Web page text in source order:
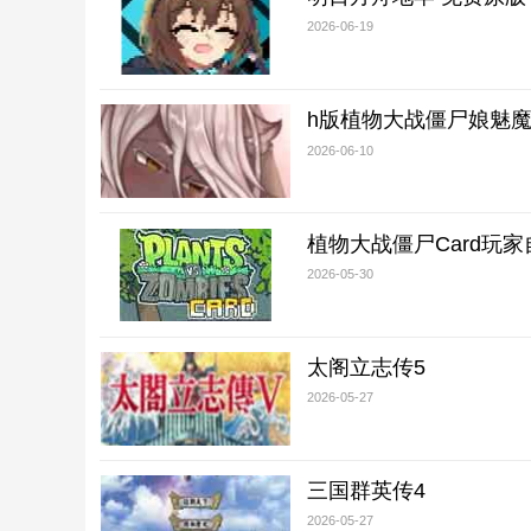
2026-06-19
h版植物大战僵尸娘魅
2026-06-10
植物大战僵尸Card玩家
2026-05-30
太阁立志传5
2026-05-27
三国群英传4
2026-05-27